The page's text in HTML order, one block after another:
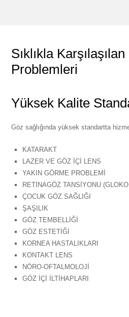
Sıklıkla
Problemleri
Yüksek Kalite
Göz sağlığında yüksek standartta
KATARAKT
LAZER VE GÖZ İÇİ LENS
YAKIN GÖRME PROBLEMİ
RETİNAGÖZ TANSİYONU
ÇOCUK GÖZ SAĞLIĞI
ŞAŞILIK
GÖZ TEMBELLİĞİ
GÖZ ESTETİĞİ
KORNEA HASTALIKLARI
KONTAKT LENS
NÖRO-OFTALMOLOJİ
GÖZ İÇİ İLTİHAPLARI